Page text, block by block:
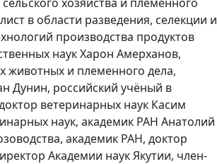
в области разведения, селекции и
производства продуктов
наук Харон Амерханов,
животных и племенного дела,
Дунин, российский учёный в
ветеринарных наук Касим
наук, академик РАН Анатолий
академик РАН, доктор
Академии наук Якутии, член-